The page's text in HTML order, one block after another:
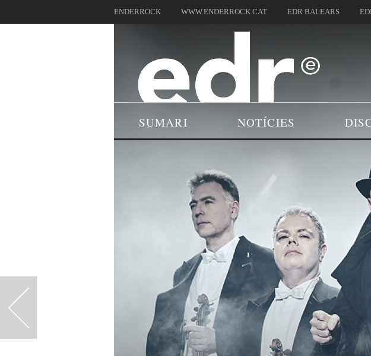
ENDERROCK WWW.ENDERROCK.CAT EDR BALEARS
SUMARI NOTÍCIES
<